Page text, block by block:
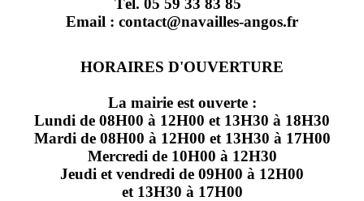
Tél. 05 59 33 83 85
Email : contact@navailles-angos.fr
HORAIRES D'OUVERTURE
La mairie est ouverte :
Lundi de 08H00 à 12H00 et 13H30 à 18H30
Mardi de 08H00 à 12H00 et 13H30 à 17H00
Mercredi de 10H00 à 12H30
Jeudi et vendredi de 09H00 à 12H00
et 13H30 à 17H00